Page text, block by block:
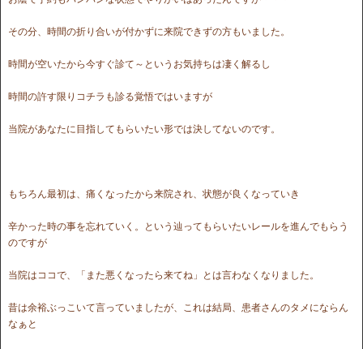
その分、時間の折り合いが付かずに来院できずの方もいました。
時間が空いたから今すぐ診て～というお気持ちは凄く解るし
時間の許す限りコチラも診る覚悟ではいますが
当院があなたに目指してもらいたい形では決してないのです。
もちろん最初は、痛くなったから来院され、状態が良くなっていき
辛かった時の事を忘れていく。という辿ってもらいたいレールを進んでもらう
のですが
当院はココで、「また悪くなったら来てね」とは言わなくなりました。
昔は余裕ぶっこいて言っていましたが、これは結局、患者さんのタメにならん
なぁと